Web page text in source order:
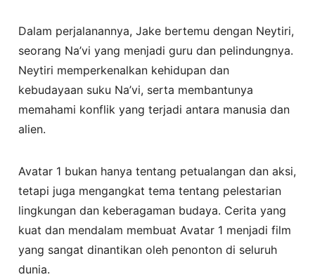
Dalam perjalanannya, Jake bertemu dengan Neytiri,
seorang Na’vi yang menjadi guru dan pelindungnya.
Neytiri memperkenalkan kehidupan dan
kebudayaan suku Na’vi, serta membantunya
memahami konflik yang terjadi antara manusia dan
alien.
Avatar 1 bukan hanya tentang petualangan dan aksi,
tetapi juga mengangkat tema tentang pelestarian
lingkungan dan keberagaman budaya. Cerita yang
kuat dan mendalam membuat Avatar 1 menjadi film
yang sangat dinantikan oleh penonton di seluruh
dunia.